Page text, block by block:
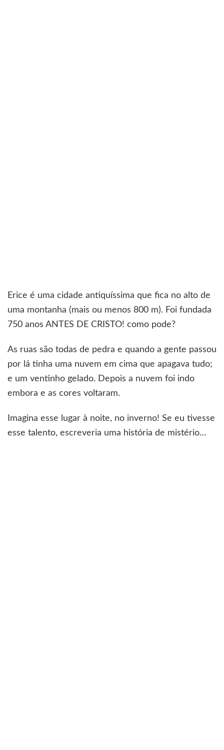
Erice é uma cidade antiquíssima que fica no alto de
uma montanha (mais ou menos 800 m). Foi fundada
750 anos ANTES DE CRISTO! como pode?
As ruas são todas de pedra e quando a gente passou
por lá tinha uma nuvem em cima que apagava tudo;
e um ventinho gelado. Depois a nuvem foi indo
embora e as cores voltaram.
Imagina esse lugar à noite, no inverno! Se eu tivesse
esse talento, escreveria uma história de mistério…